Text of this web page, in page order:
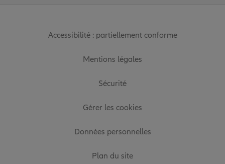
Accessibilité : partiellement conforme
Mentions légales
Sécurité
Gérer les cookies
Données personnelles
Plan du site